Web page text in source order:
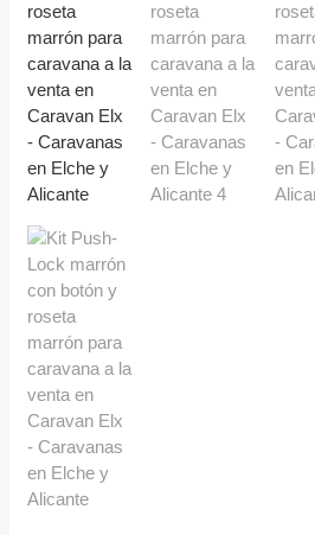
ROSETA
MARRÓN
CANTIDAD